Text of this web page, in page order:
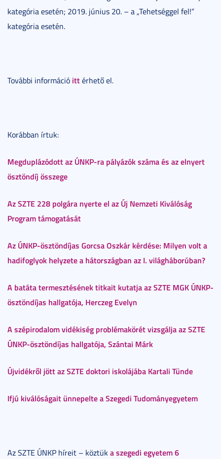
kategória esetén; 2019. június 20. – a „Tehetséggel fel!”
kategória esetén.
További információ ittérhető el.
Korábban írtuk:
Megduplázódott az ÚNKP-ra pályázók száma és az elnyert
ösztöndíj összege
Az SZTE 228 polgára nyerte el az Új Nemzeti Kiválóság
Program támogatását
Az ÚNKP-ösztöndíjas Gorcsa Oszkár kérdése: Milyen volt a
hadifoglyok helyzete a hátországban az I. világháborúban?
A batáta termesztésének titkait kutatja az SZTE MGK ÚNKP-
ösztöndíjas hallgatója, Herczeg Evelyn
A szépirodalom vidékiség problémakörét vizsgálja az SZTE
ÚNKP-ösztöndíjas hallgatója, Szántai Márk
Újvidékről jött az SZTE doktori iskolájába Kartali Tünde
Ifjú kiválóságait ünnepelte a Szegedi Tudományegyetem
Az SZTE ÚNKP híreit – köztüka szegedi egyetem 6